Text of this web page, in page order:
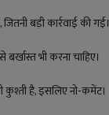
बड़ी कार्रवाई की गई।
बर्खास्त भी करना चाहिए।
कुश्ती है, इसलिए नो-कमेंट।